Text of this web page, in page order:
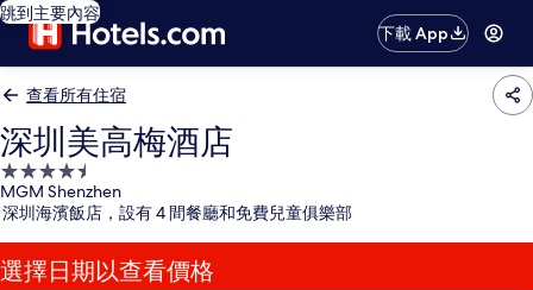
跳到主要內容
下載 App
查看所有住宿
深圳美高梅酒店
4.5
星
級
住
宿
MGM Shenzhen
深圳海濱飯店，設有 4 間餐廳和免費兒童俱樂部
選擇日期以查看價格